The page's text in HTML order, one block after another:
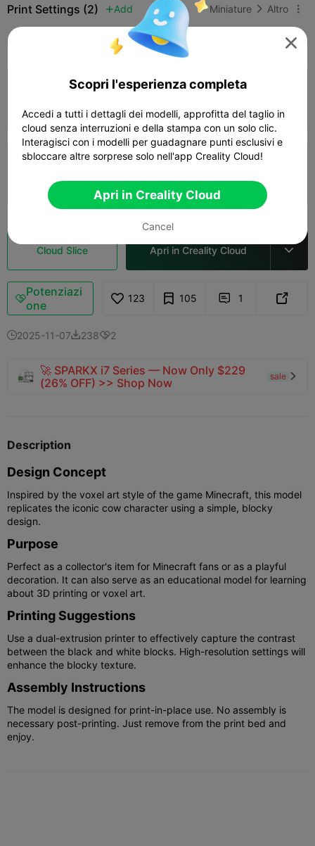
Print Settings (2)  Add Miniature  Altro 
K2 Plus K2 Pro
0.1mm layer, 4 walls, 15% infill
0.2mm layer, 2 walls, 15% infill
10.71g
Cloud Slice Apri in Creality Cloud 
Potenziazi
one
123 105  1 
2025-11-072382
🚀 SPARKX i7 Series — Now Only $229
(26% OFF) >> Shop Now
sale 
Description
Design Concept
Inspired by the voxel art style of the game Minecraft, this model
replicates the iconic cow character using a simple, blocky
design.
Purpose
Perfect as a collector's item for Minecraft fans or as a playful
decoration. It can also serve as an educational model for learning
about 3D printing or voxel art.
Printing Suggestions
Use a dual-extrusion printer to effectively capture the contrast
between the black and white blocks. High-resolution settings will
enhance the blocky texture.
Assembly Instructions
The model is designed for print-in-place use. No assembly is
necessary post-printing. Just remove from the print bed and
enjoy.

Scopri l'esperienza completa
Accedi a tutti i dettagli dei modelli, approfitta del taglio in
cloud senza interruzioni e della stampa con un solo clic.
Interagisci con i modelli per guadagnare punti esclusivi e
sbloccare altre sorprese solo nell'app Creality Cloud!
Apri in Creality Cloud
Cancel